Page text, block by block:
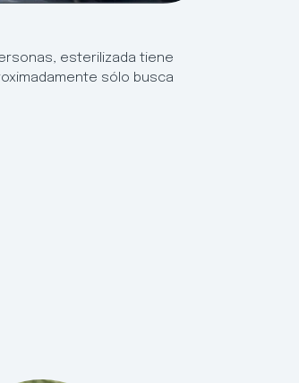
esterilizada tiene
sólo busca